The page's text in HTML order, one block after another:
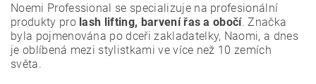
Noemi Professional se specializuje na profesionální
produkty pro lash lifting, barvení řas a obočí. Značka
byla pojmenována po dceři zakladatelky, Naomi, a dnes
je oblíbená mezi stylistkami ve více než 10 zemích
světa.